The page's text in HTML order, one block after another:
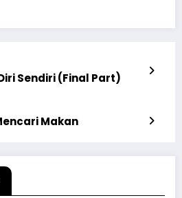
Sendiri (Final Part)
Makan